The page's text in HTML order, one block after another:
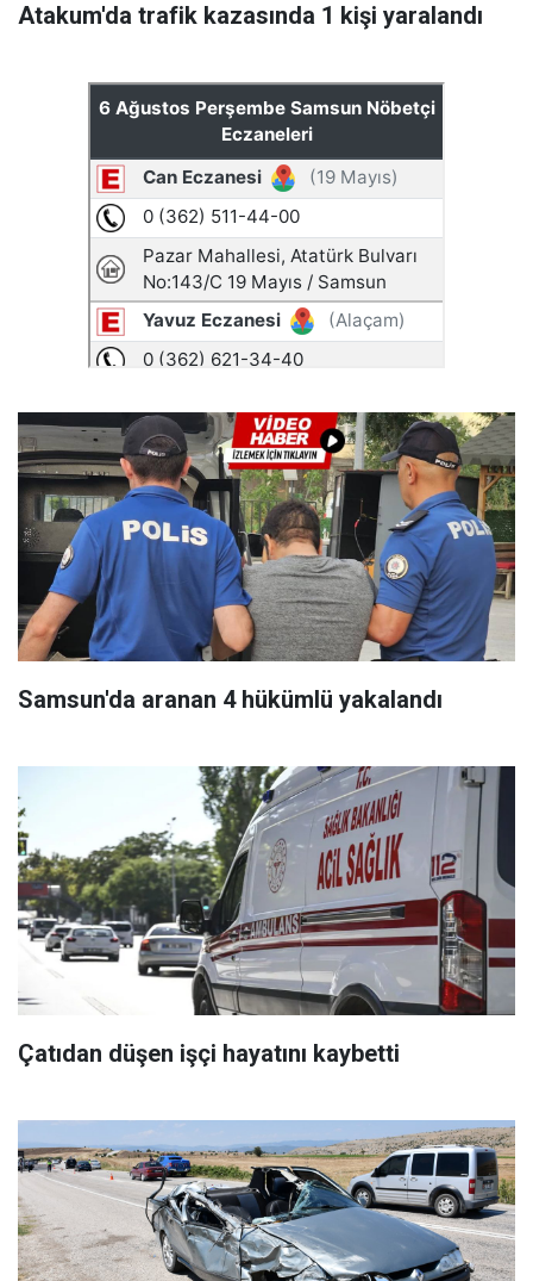
Atakum'da trafik kazasında 1 kişi yaralandı
Samsun'da aranan 4 hükümlü yakalandı
Çatıdan düşen işçi hayatını kaybetti